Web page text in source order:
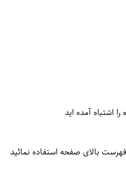
را اشتباه آمده اید
بالای صفحه استفاده نمائید